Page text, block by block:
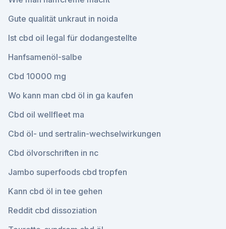
Gute qualität unkraut in noida
Ist cbd oil legal für dodangestellte
Hanfsamenöl-salbe
Cbd 10000 mg
Wo kann man cbd öl in ga kaufen
Cbd oil wellfleet ma
Cbd öl- und sertralin-wechselwirkungen
Cbd ölvorschriften in nc
Jambo superfoods cbd tropfen
Kann cbd öl in tee gehen
Reddit cbd dissoziation